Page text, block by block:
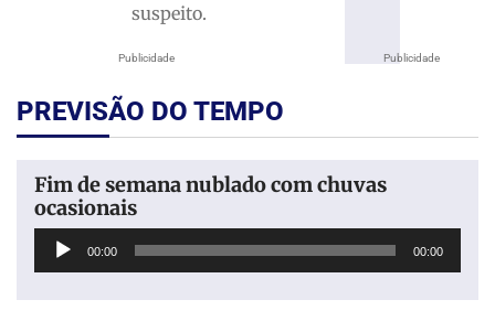
Publicidade
suspeito.
Publicidade
PREVISÃO DO TEMPO
Fim de semana nublado com chuvas
ocasionais
Tocador
00:00 00:00